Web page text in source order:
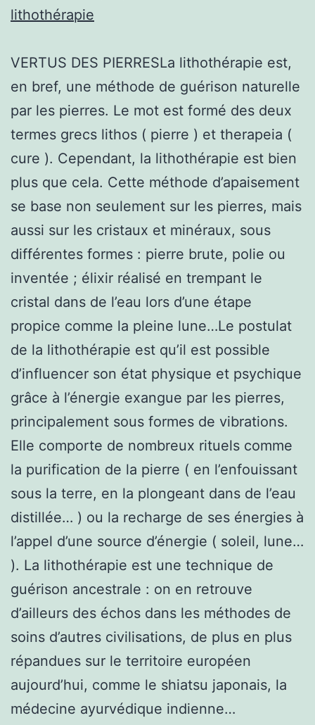
lithothérapie
VERTUS DES PIERRESLa lithothérapie est,
en bref, une méthode de guérison naturelle
par les pierres. Le mot est formé des deux
termes grecs lithos ( pierre ) et therapeia (
cure ). Cependant, la lithothérapie est bien
plus que cela. Cette méthode d’apaisement
se base non seulement sur les pierres, mais
aussi sur les cristaux et minéraux, sous
différentes formes : pierre brute, polie ou
inventée ; élixir réalisé en trempant le
cristal dans de l’eau lors d’une étape
propice comme la pleine lune…Le postulat
de la lithothérapie est qu’il est possible
d’influencer son état physique et psychique
grâce à l’énergie exangue par les pierres,
principalement sous formes de vibrations.
Elle comporte de nombreux rituels comme
la purification de la pierre ( en l’enfouissant
sous la terre, en la plongeant dans de l’eau
distillée… ) ou la recharge de ses énergies à
l’appel d’une source d’énergie ( soleil, lune…
). La lithothérapie est une technique de
guérison ancestrale : on en retrouve
d’ailleurs des échos dans les méthodes de
soins d’autres civilisations, de plus en plus
répandues sur le territoire européen
aujourd’hui, comme le shiatsu japonais, la
médecine ayurvédique indienne…